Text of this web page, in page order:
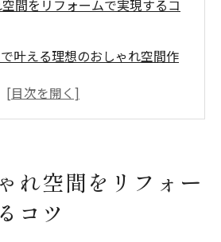
間をリフォームで実現するコ
叶える理想のおしゃれ空間作
リフォーム実例から学ぶポイン
しゃれなリフォームのコツ
リフォームのデザイン術
れ空間をリフォー
コツ